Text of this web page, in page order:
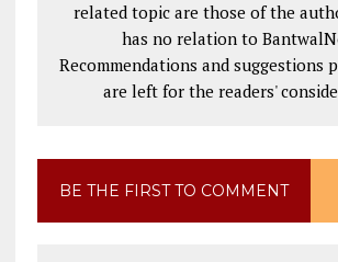
related topic are those of the
has no relation to
Recommendations and suggestions
are left for the readers'
BE THE FIRST TO COMMENT